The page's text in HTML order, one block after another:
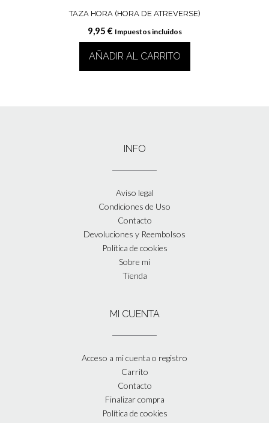
TAZA HORA (HORA DE ATREVERSE)
9,95 € Impuestos incluidos
AÑADIR AL CARRITO
INFO
Aviso legal
Condiciones de Uso
Contacto
Devoluciones y Reembolsos
Política de cookies
Sobre mí
Tienda
MI CUENTA
Acceso a mi cuenta o registro
Carrito
Contacto
Finalizar compra
Política de cookies